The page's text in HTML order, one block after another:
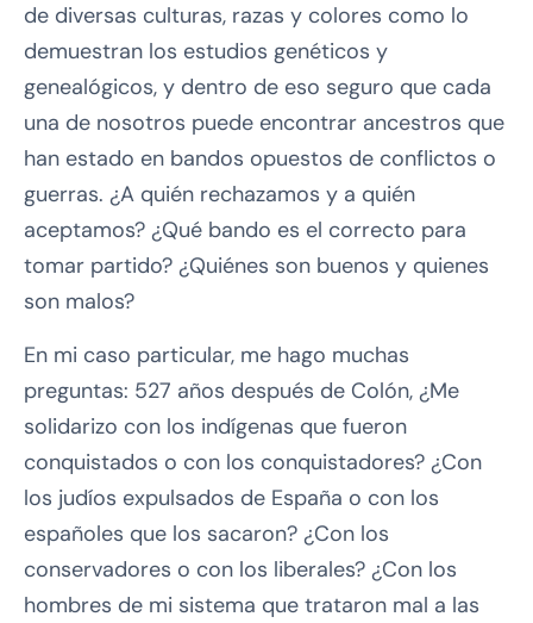
de diversas culturas, razas y colores como lo
demuestran los estudios genéticos y
genealógicos, y dentro de eso seguro que cada
una de nosotros puede encontrar ancestros que
han estado en bandos opuestos de conflictos o
guerras. ¿A quién rechazamos y a quién
aceptamos? ¿Qué bando es el correcto para
tomar partido? ¿Quiénes son buenos y quienes
son malos?
En mi caso particular, me hago muchas
preguntas: 527 años después de Colón, ¿Me
solidarizo con los indígenas que fueron
conquistados o con los conquistadores? ¿Con
los judíos expulsados de España o con los
españoles que los sacaron? ¿Con los
conservadores o con los liberales? ¿Con los
hombres de mi sistema que trataron mal a las